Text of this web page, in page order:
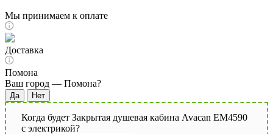
Мы принимаем к оплате
Доставка
Помона
Ваш город — Помона?
Когда будет Закрытая душевая кабина Avacan EM4590
с электрикой?